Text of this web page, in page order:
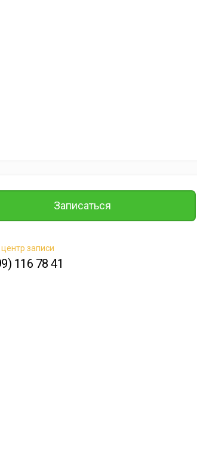
Записаться
записи
116 78 41